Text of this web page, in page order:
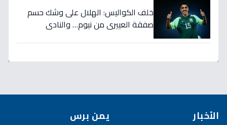
خلف الكواليس: الهلال على وشك حسم
صفقة العييري من نيوم… والنادي
الأخبار يمن برس